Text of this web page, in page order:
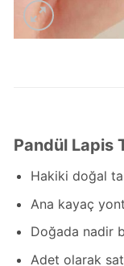
Pandül Lapis
Hakiki doğal
Ana kayaç
Doğada nadir
Adet olarak